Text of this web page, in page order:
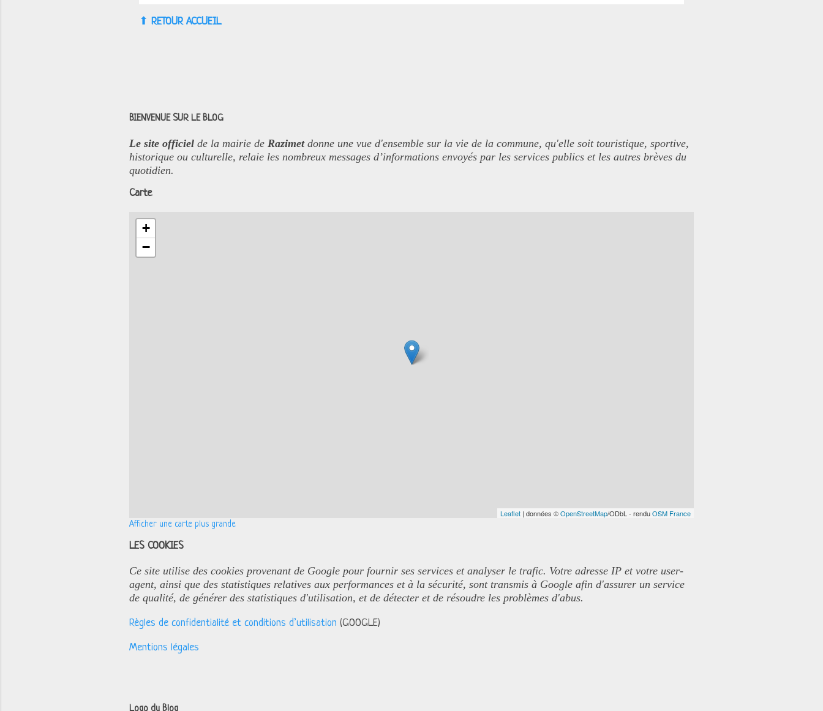
⬆︎ RETOUR ACCUEIL
BIENVENUE SUR LE BLOG
Le site officiel de la mairie de Razimetdonne une vue d'ensemble sur la vie de la commune, qu'elle soit touristique, sportive,
historique ou culturelle, relaie les nombreux messages d’informations envoyés par les services publics et les autres brèves du
quotidien.
Carte
+
−
Leaflet | données ©OpenStreetMap/ODbL - renduOSM France
Afficher une carte plus grande
LES COOKIES
Ce site utilise des cookies provenant de Google pour fournir ses services et analyser le trafic. Votre adresse IP et votre user-
agent, ainsi que des statistiques relatives aux performances et à la sécurité, sont transmis à Google afin d'assurer un service
de qualité, de générer des statistiques d'utilisation, et de détecter et de résoudre les problèmes d'abus.
Règles de confidentialité et conditions d’utilisation (GOOGLE)
Mentions légales
Logo du Blog